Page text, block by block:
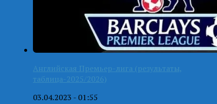
Английская Премьер-лига (результаты,
таблица-2025/2026)
03.04.2023 - 01:55